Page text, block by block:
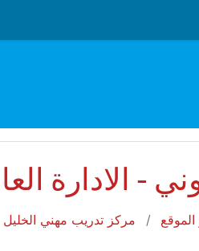
- الادارة
الموقع مركز تدريب مهني الخليل